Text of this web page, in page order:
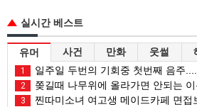
실시간 베스트
유머 사건 만화 웃썰
1 일주일 두번의 기회중 첫번째 음주
2 쫒길때 나무위에 올라가면 안되는 이
3 찐따미소녀 여고생 메이드카페 면접